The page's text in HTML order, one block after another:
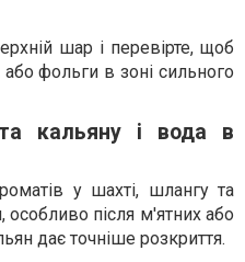
шар і перевірте, щоб
фольги в зоні сильного
кальяну і вода в
у шахті, шлангу та
після м'ятних або
дає точніше розкриття.